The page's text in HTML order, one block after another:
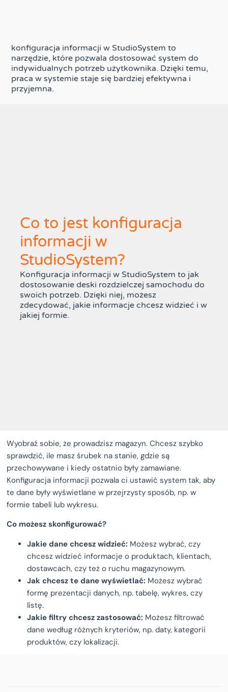
konfiguracja informacji w StudioSystem to
narzędzie, które pozwala dostosować system do
indywidualnych potrzeb użytkownika. Dzięki temu,
praca w systemie staje się bardziej efektywna i
przyjemna.
Co to jest konfiguracja
informacji w
StudioSystem?
Konfiguracja informacji w StudioSystem to jak
dostosowanie deski rozdzielczej samochodu do
swoich potrzeb. Dzięki niej, możesz
zdecydować, jakie informacje chcesz widzieć i w
jakiej formie.
Wyobraź sobie, że prowadzisz magazyn. Chcesz szybko
sprawdzić, ile masz śrubek na stanie, gdzie są
przechowywane i kiedy ostatnio były zamawiane.
Konfiguracja informacji pozwala ci ustawić system tak, aby
te dane były wyświetlane w przejrzysty sposób, np. w
formie tabeli lub wykresu.
Co możesz skonfigurować?
Jakie dane chcesz widzieć: Możesz wybrać, czy
chcesz widzieć informacje o produktach, klientach,
dostawcach, czy też o ruchu magazynowym.
Jak chcesz te dane wyświetlać: Możesz wybrać
formę prezentacji danych, np. tabelę, wykres, czy
listę.
Jakie filtry chcesz zastosować: Możesz filtrować
dane według różnych kryteriów, np. daty, kategorii
produktów, czy lokalizacji.